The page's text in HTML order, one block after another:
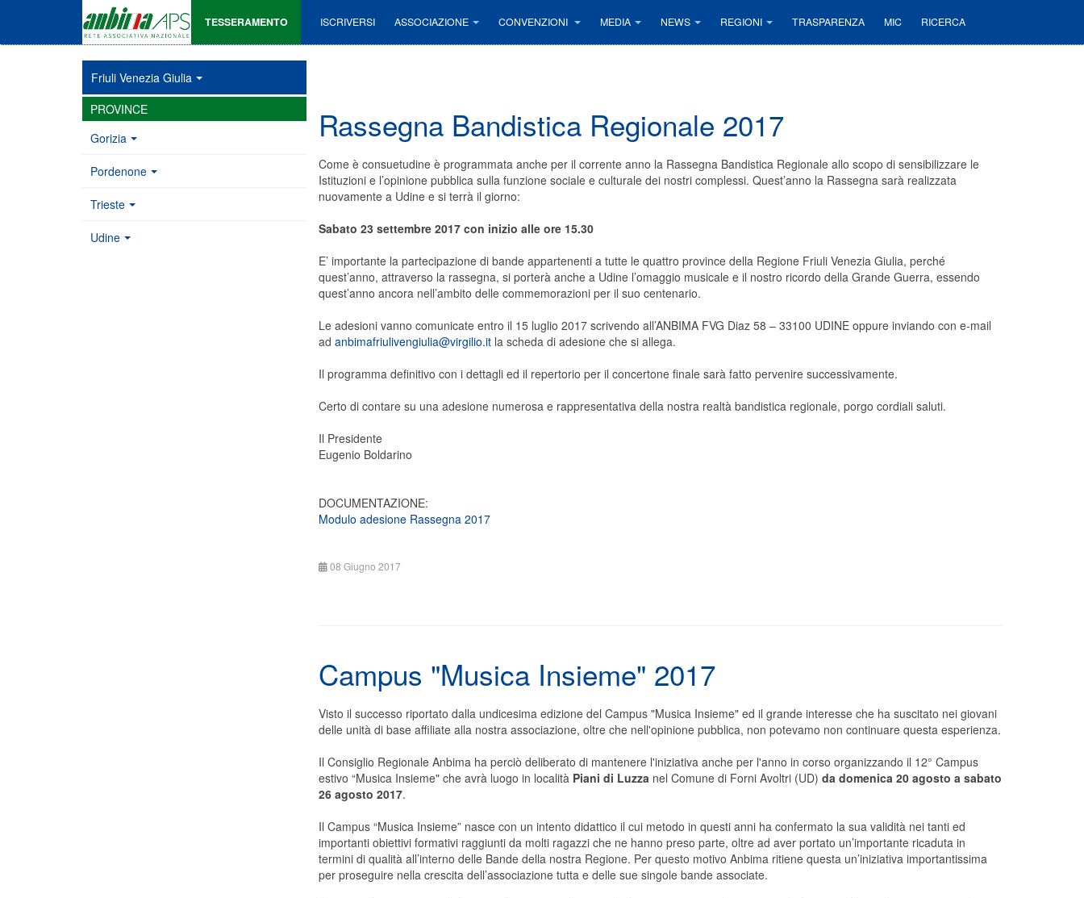
TESSERAMENTO ISCRIVERSI ASSOCIAZIONE CONVENZIONI MEDIA NEWS REGIONI TRASPARENZA MIC RICERCA
Rassegna Bandistica Regionale 2017
Come è consuetudine è programmata anche per il corrente anno la Rassegna Bandistica Regionale allo scopo di sensibilizzare le
Istituzioni e l’opinione pubblica sulla funzione sociale e culturale dei nostri complessi. Quest’anno la Rassegna sarà realizzata
nuovamente a Udine e si terrà il giorno:
Sabato 23 settembre 2017 con inizio alle ore 15.30
E’ importante la partecipazione di bande appartenenti a tutte le quattro province della Regione Friuli Venezia Giulia, perché
quest’anno, attraverso la rassegna, si porterà anche a Udine l’omaggio musicale e il nostro ricordo della Grande Guerra, essendo
quest’anno ancora nell’ambito delle commemorazioni per il suo centenario.
Le adesioni vanno comunicate entro il 15 luglio 2017 scrivendo all’ANBIMA FVG Diaz 58 – 33100 UDINE oppure inviando con e-mail
ad anbimafriulivengiulia@virgilio.itla scheda di adesione che si allega.
Il programma definitivo con i dettagli ed il repertorio per il concertone finale sarà fatto pervenire successivamente.
Certo di contare su una adesione numerosa e rappresentativa della nostra realtà bandistica regionale, porgo cordiali saluti.
Il Presidente
Eugenio Boldarino
DOCUMENTAZIONE:
Modulo adesione Rassegna 2017
08 Giugno 2017
Campus "Musica Insieme" 2017
Visto il successo riportato dalla undicesima edizione del Campus "Musica Insieme" ed il grande interesse che ha suscitato nei giovani
delle unità di base affiliate alla nostra associazione, oltre che nell'opinione pubblica, non potevamo non continuare questa esperienza.
Il Consiglio Regionale Anbima ha perciò deliberato di mantenere l'iniziativa anche per l'anno in corso organizzando il 12° Campus
estivo “Musica Insieme" che avrà luogo in localitàPiani di Luzzanel Comune di Forni Avoltri (UD) da domenica 20 agosto a sabato
26 agosto 2017.
Il Campus “Musica Insieme” nasce con un intento didattico il cui metodo in questi anni ha confermato la sua validità nei tanti ed
importanti obiettivi formativi raggiunti da molti ragazzi che ne hanno preso parte, oltre ad aver portato un’importante ricaduta in
termini di qualità all’interno delle Bande della nostra Regione. Per questo motivo Anbima ritiene questa un’iniziativa importantissima
per proseguire nella crescita dell’associazione tutta e delle sue singole bande associate.
Friuli Venezia Giulia
PROVINCE
Gorizia
Pordenone
Trieste
Udine